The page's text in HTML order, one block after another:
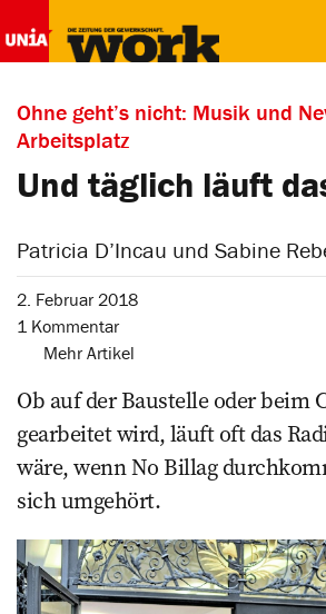
Ohne geht’s nicht: Musik und
Arbeitsplatz
Und täglich läuft
Patricia D’Incau und Sabine
2. Februar 2018
1 Kommentar
Mehr Artikel
Ob auf der Baustelle oder beim
gearbeitet wird, läuft oft das
wäre, wenn No Billag
sich umgehört.